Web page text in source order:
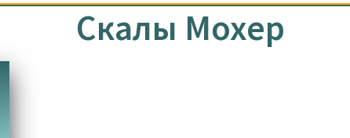
Скалы Мохер